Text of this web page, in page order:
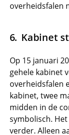
overheidsfalen
Kabinet
Op 15 januari
gehele kabinet
overheidsfalen
kabinet, twee
midden in de
symbolisch.
verder. Alleen